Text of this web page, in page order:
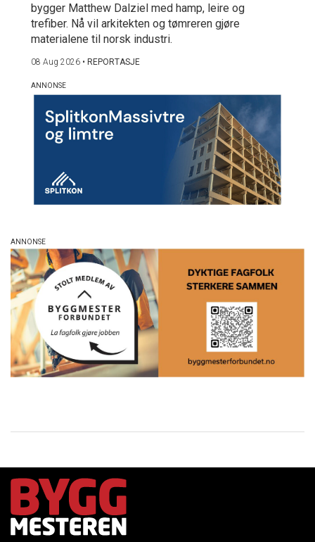
bygger Matthew Dalziel med hamp, leire og
trefiber. Nå vil arkitekten og tømreren gjøre
materialene til norsk industri.
08 Aug 2026 • REPORTASJE